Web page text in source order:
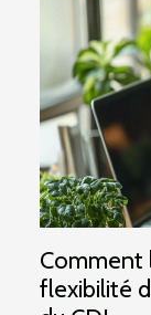
Comment
flexibilité